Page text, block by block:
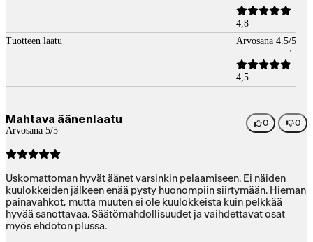
4,8
Tuotteen laatu
Arvosana 4.5/5
4,5
Mahtava äänenlaatu
Arvosana 5/5
0 0
Uskomattoman hyvät äänet varsinkin pelaamiseen. Ei näiden
kuulokkeiden jälkeen enää pysty huonompiin siirtymään. Hieman
painavahkot, mutta muuten ei ole kuulokkeista kuin pelkkää
hyvää sanottavaa. Säätömahdollisuudet ja vaihdettavat osat
myös ehdoton plussa.